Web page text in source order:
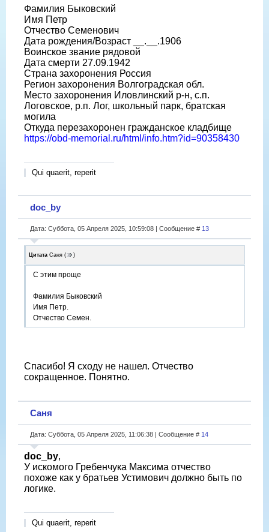
Фамилия Быковский
Имя Петр
Отчество Семенович
Дата рождения/Возраст __.__.1906
Воинское звание рядовой
Дата смерти 27.09.1942
Страна захоронения Россия
Регион захоронения Волгоградская обл.
Место захоронения Иловлинский р-н, с.п.
Логовское, р.п. Лог, школьный парк, братская
могила
Откуда перезахоронен гражданское кладбище
https://obd-memorial.ru/html/info.htm?id=90358430
Qui quaerit, reperit
doc_by
Дата: Суббота, 05 Апреля 2025, 10:59:08 | Сообщение # 13
Цитата Саня ( )
С этим проще
Фамилия Быковский
Имя Петр.
Отчество Семен.
Спасибо! Я сходу не нашел. Отчество
сокращенное. Понятно.
Саня
Дата: Суббота, 05 Апреля 2025, 11:06:38 | Сообщение # 14
doc_by,
У искомого Гребенчука Максима отчество
похоже как у братьев Устимович должно быть по
логике.
Qui quaerit, reperit